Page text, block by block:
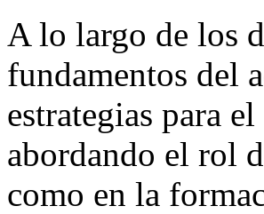
A lo largo de los
fundamentos del
estrategias para el
abordando el rol
como en la